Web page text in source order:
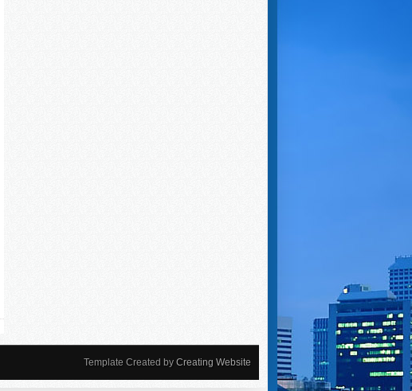
Template Created by Creating Website